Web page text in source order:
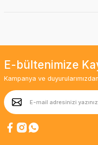
E-bültenimize
Kampanya ve